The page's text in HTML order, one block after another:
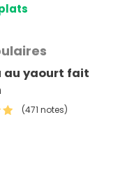
au yaourt fait
(471 notes)